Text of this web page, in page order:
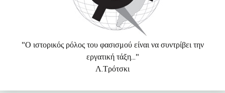
"Ο ιστορικός ρόλος του φασισμού είναι να συντρίβει την
εργατική τάξη..."
Λ.Τρότσκι